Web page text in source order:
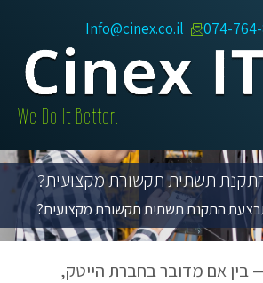
074-
Info@cinex.co.il
תשתית תקשורת מקצועית?
התקנת תשתית תקשורת מקצועית?
— בין אם מדובר בחברת הייטק,